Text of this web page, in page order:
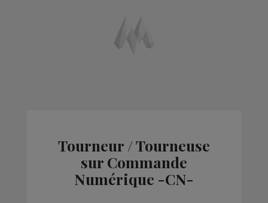
Tourneur / Tourneuse
sur Commande
Numérique -CN-